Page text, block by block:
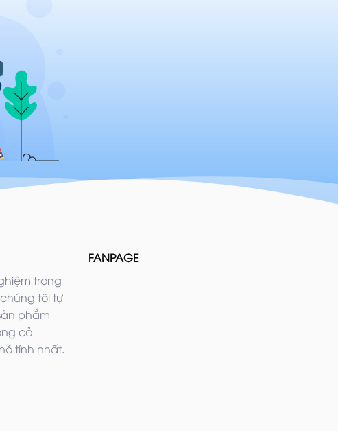
trong
tôi tự
phẩm
cả
tính nhất.
FANPAGE